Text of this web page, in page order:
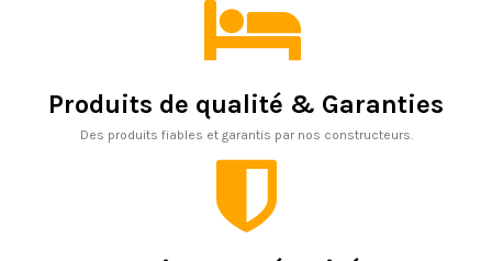
Produits de qualité & Garanties
Des produits fiables et garantis par nos constructeurs.